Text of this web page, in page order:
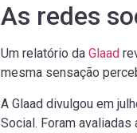
As redes
Um relatório da Glaad
mesma sensação
A Glaad divulgou em
Social. Foram